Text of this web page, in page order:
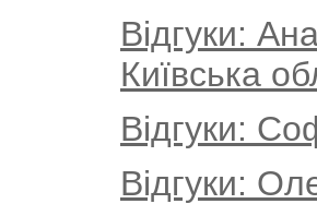
Відгуки:
Київська
Відгуки:
Відгуки: